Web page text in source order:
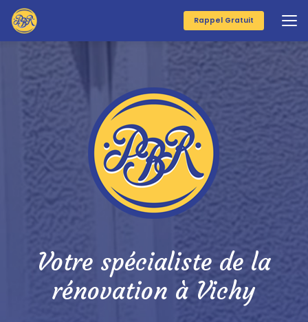
Aller
au
contenu
principal
Rappel Gratuit
Votre spécialiste de la
rénovation à Vichy